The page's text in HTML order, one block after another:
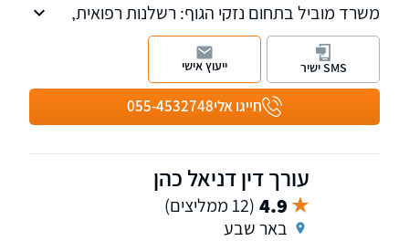
משרד מוביל בתחום נזקי הגוף: רשלנות רפואית,
תאונות עבודה, תאונות דרכים, מימוש זכויות
ותביעות ביטוח. עורך דין אופיר בן משה מנהל פורום
רשלנות ברפואת משפחה וילדים באתר.
חייגו אלי055-4532748
SMS ישיר ייעוץ אישי
עורך דין דניאל כהן
4.9 (12 ממליצים)
באר שבע